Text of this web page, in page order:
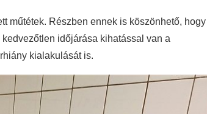
műtétek. Részben ennek is köszönhető, hogy
időjárása kihatással van a
kialakulását is.